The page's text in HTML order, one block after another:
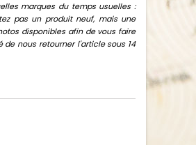
marques du temps usuelles :
pas un produit neuf, mais une
disponibles afin de vous faire
nous retourner l'article sous 14